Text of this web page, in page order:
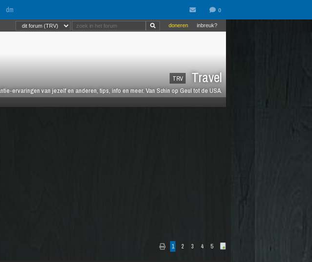
dm
TRV Travel
ervaringen van jezelf en anderen, tips, info en meer. Van Schin op Geul tot de USA.
inbreuk?
doneren
1 2 3 4 5